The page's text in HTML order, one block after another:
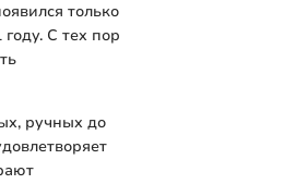
только
С тех пор
ручных до